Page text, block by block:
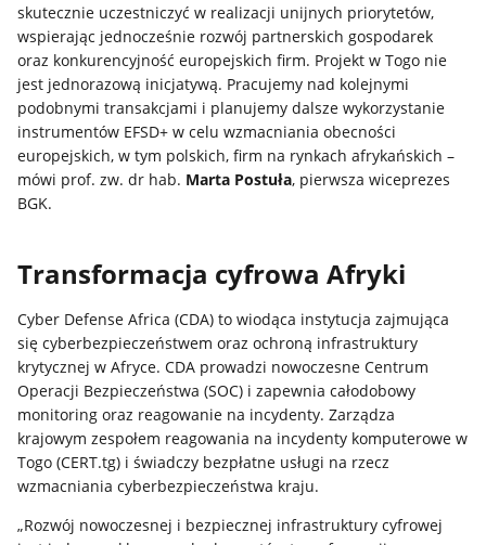
skutecznie uczestniczyć w realizacji unijnych priorytetów,
wspierając jednocześnie rozwój partnerskich gospodarek
oraz konkurencyjność europejskich firm. Projekt w Togo nie
jest jednorazową inicjatywą. Pracujemy nad kolejnymi
podobnymi transakcjami i planujemy dalsze wykorzystanie
instrumentów EFSD+ w celu wzmacniania obecności
europejskich, w tym polskich, firm na rynkach afrykańskich –
mówi prof. zw. dr hab. Marta Postuła, pierwsza wiceprezes
BGK.
Transformacja cyfrowa Afryki
Cyber Defense Africa (CDA) to wiodąca instytucja zajmująca
się cyberbezpieczeństwem oraz ochroną infrastruktury
krytycznej w Afryce. CDA prowadzi nowoczesne Centrum
Operacji Bezpieczeństwa (SOC) i zapewnia całodobowy
monitoring oraz reagowanie na incydenty. Zarządza
krajowym zespołem reagowania na incydenty komputerowe w
Togo (CERT.tg) i świadczy bezpłatne usługi na rzecz
wzmacniania cyberbezpieczeństwa kraju.
„Rozwój nowoczesnej i bezpiecznej infrastruktury cyfrowej